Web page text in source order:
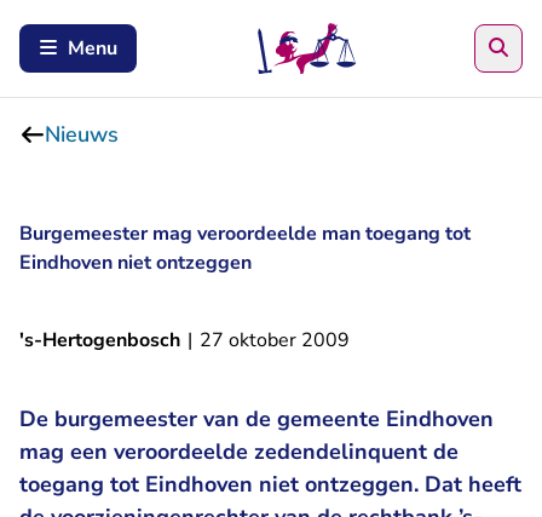
Menu
Nieuws
Burgemeester mag veroordeelde man toegang tot
Eindhoven niet ontzeggen
's-Hertogenbosch | 27 oktober 2009
De burgemeester van de gemeente Eindhoven
mag een veroordeelde zedendelinquent de
toegang tot Eindhoven niet ontzeggen. Dat heeft